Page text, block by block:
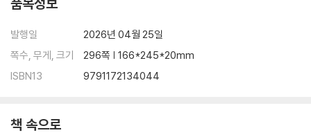
발행일
2026년 04월 25일
쪽수, 무게, 크기
296쪽 | 166*245*20mm
ISBN13
9791172134044
책 속으로